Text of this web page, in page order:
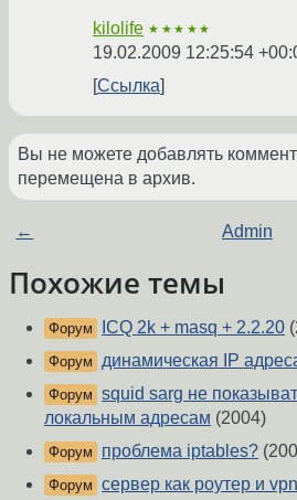
kilolife ★★★★★
19.02.2009 12:25:54
Ссылка
Вы не можете добавлять
перемещена в архив.
← Admin
Похожие темы
Форум ICQ 2k + masq + 2.2.20
Форум динамическая IP
Форум squid sarg не
локальным адресам (2004)
Форум проблема iptables?
Форум сервер как роутер и